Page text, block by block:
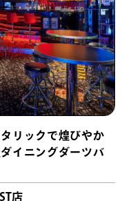
リックで煌びやか
イニングダーツバ
店